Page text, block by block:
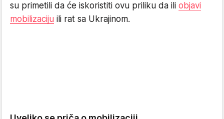
su primetili da će iskoristiti ovu priliku da ili objavi
mobilizaciju ili rat sa Ukrajinom.